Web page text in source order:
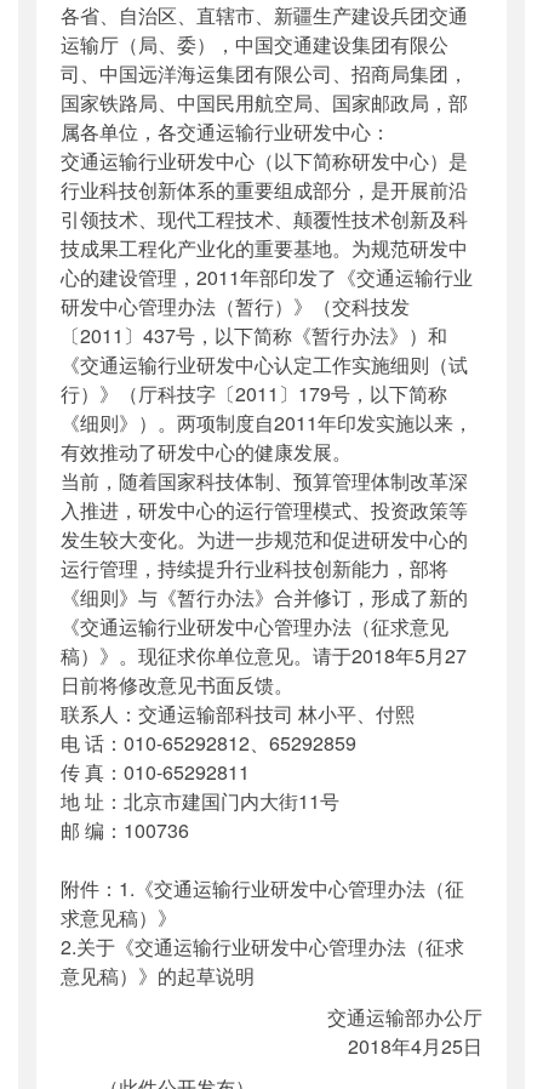
公开日期：2018年05月07日
主题词：交通运输行业;研发中心;管理办法;征
求意见
机构分类
水运局
主题分类：公众参与
公文类型：部办公厅函
各省、自治区、直辖市、新疆生产建设兵团交通
运输厅（局、委），中国交通建设集团有限公
司、中国远洋海运集团有限公司、招商局集团，
国家铁路局、中国民用航空局、国家邮政局，部
属各单位，各交通运输行业研发中心：
交通运输行业研发中心（以下简称研发中心）是
行业科技创新体系的重要组成部分，是开展前沿
引领技术、现代工程技术、颠覆性技术创新及科
技成果工程化产业化的重要基地。为规范研发中
心的建设管理，2011年部印发了《交通运输行业
研发中心管理办法（暂行）》（交科技发
〔2011〕437号，以下简称《暂行办法》）和
《交通运输行业研发中心认定工作实施细则（试
行）》（厅科技字〔2011〕179号，以下简称
《细则》）。两项制度自2011年印发实施以来，
有效推动了研发中心的健康发展。
当前，随着国家科技体制、预算管理体制改革深
入推进，研发中心的运行管理模式、投资政策等
发生较大变化。为进一步规范和促进研发中心的
运行管理，持续提升行业科技创新能力，部将
《细则》与《暂行办法》合并修订，形成了新的
《交通运输行业研发中心管理办法（征求意见
稿）》。现征求你单位意见。请于2018年5月27
日前将修改意见书面反馈。
联系人：交通运输部科技司 林小平、付熙
电 话：010-65292812、65292859
传 真：010-65292811
地 址：北京市建国门内大街11号
邮 编：100736
附件：1.《交通运输行业研发中心管理办法（征
求意见稿）》
2.关于《交通运输行业研发中心管理办法（征求
意见稿）》的起草说明
交通运输部办公厅
2018年4月25日